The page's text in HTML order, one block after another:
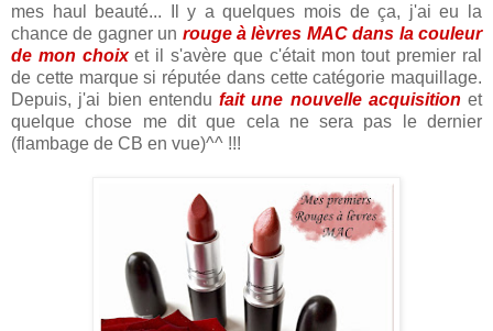
mes haul beauté... Il y a quelques mois de ça, j'ai eu la
chance de gagner un rouge à lèvres MAC dans la couleur
de mon choixet il s'avère que c'était mon tout premier ral
de cette marque si réputée dans cette catégorie maquillage.
Depuis, j'ai bien entendu fait une nouvelle acquisition et
quelque chose me dit que cela ne sera pas le dernier
(flambage de CB en vue)^^ !!!